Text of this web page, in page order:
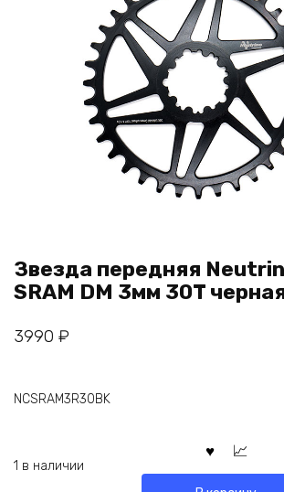
Звезда передняя
SRAM DM 3мм 30T
3990 ₽
NCSRAM3R30BK
1 в наличии